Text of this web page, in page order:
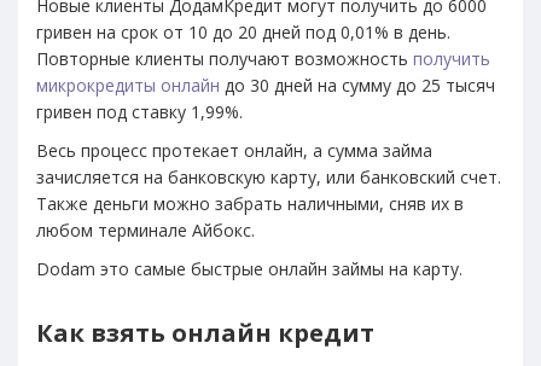
Новые клиенты ДодамКредит могут получить до 6000
гривен на срок от 10 до 20 дней под 0,01% в день.
Повторные клиенты получают возможность получить
микрокредиты онлайн до 30 дней на сумму до 25 тысяч
гривен под ставку 1,99%.
Весь процесс протекает онлайн, а сумма займа
зачисляется на банковскую карту, или банковский счет.
Также деньги можно забрать наличными, сняв их в
любом терминале Айбокс.
Dodam это самые быстрые онлайн займы на карту.
Как взять онлайн кредит